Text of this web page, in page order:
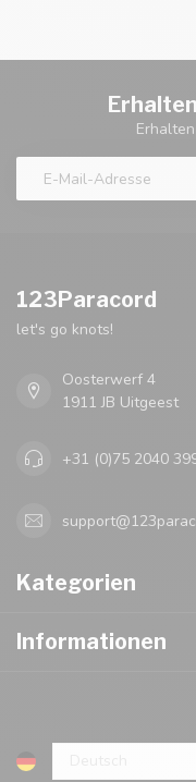
123Paracord
let's go knots!
Oosterwerf 4
1911 JB Uitgeest
+31 (0)75 2040
Kategorien
Informationen